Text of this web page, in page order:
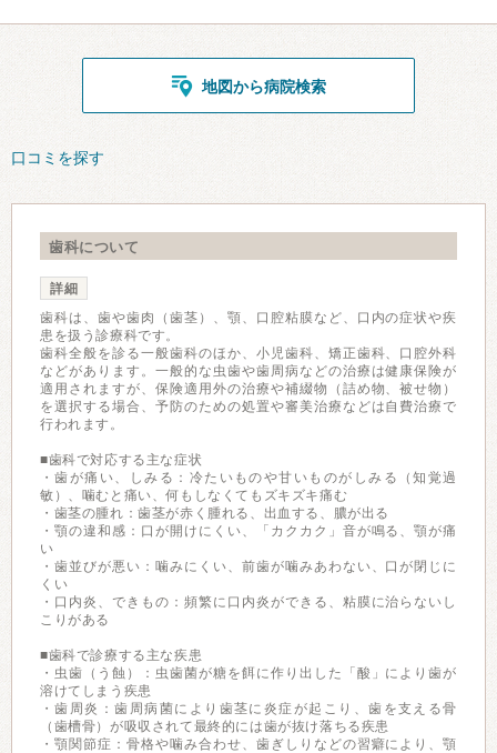
地図から病院検索
口コミを探す
歯科について
詳細
歯科は、歯や歯肉（歯茎）、顎、口腔粘膜など、口内の症状や疾
患を扱う診療科です。
歯科全般を診る一般歯科のほか、小児歯科、矯正歯科、口腔外科
などがあります。一般的な虫歯や歯周病などの治療は健康保険が
適用されますが、保険適用外の治療や補綴物（詰め物、被せ物）
を選択する場合、予防のための処置や審美治療などは自費治療で
行われます。
■歯科で対応する主な症状
・歯が痛い、しみる：冷たいものや甘いものがしみる（知覚過
敏）、噛むと痛い、何もしなくてもズキズキ痛む
・歯茎の腫れ：歯茎が赤く腫れる、出血する、膿が出る
・顎の違和感：口が開けにくい、「カクカク」音が鳴る、顎が痛
い
・歯並びが悪い：噛みにくい、前歯が噛みあわない、口が閉じに
くい
・口内炎、できもの：頻繁に口内炎ができる、粘膜に治らないし
こりがある
■歯科で診療する主な疾患
・虫歯（う蝕）：虫歯菌が糖を餌に作り出した「酸」により歯が
溶けてしまう疾患
・歯周炎：歯周病菌により歯茎に炎症が起こり、歯を支える骨
（歯槽骨）が吸収されて最終的には歯が抜け落ちる疾患
・顎関節症：骨格や噛み合わせ、歯ぎしりなどの習癖により、顎